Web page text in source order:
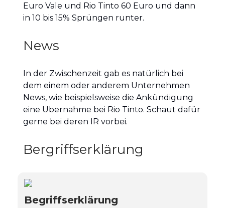
Euro Vale und Rio Tinto 60 Euro und dann
in 10 bis 15% Sprüngen runter.
News
In der Zwischenzeit gab es natürlich bei
dem einem oder anderem Unternehmen
News, wie beispielsweise die Ankündigung
eine Übernahme bei Rio Tinto. Schaut dafür
gerne bei deren IR vorbei.
Bergriffserklärung
Begriffserklärung